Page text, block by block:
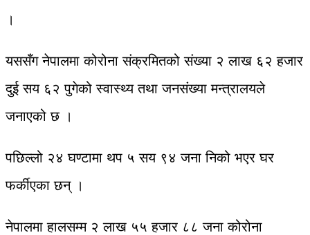
।
यससँग नेपालमा कोरोना संक्रमितको संख्या २ लाख ६२ हजार
दुई सय ६२ पुगेको स्वास्थ्य तथा जनसंख्या मन्त्रालयले
जनाएको छ ।
पछिल्लो २४ घण्टामा थप ५ सय ९४ जना निको भएर घर
फर्कीएका छन् ।
नेपालमा हालसम्म २ लाख ५५ हजार ८८ जना कोरोना